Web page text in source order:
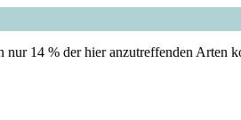
14 % der hier anzutreffenden Arten